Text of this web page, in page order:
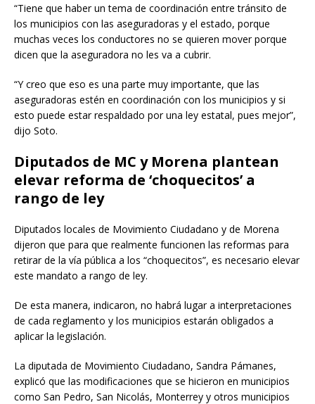
“Tiene que haber un tema de coordinación entre tránsito de
los municipios con las aseguradoras y el estado, porque
muchas veces los conductores no se quieren mover porque
dicen que la aseguradora no les va a cubrir.
“Y creo que eso es una parte muy importante, que las
aseguradoras estén en coordinación con los municipios y si
esto puede estar respaldado por una ley estatal, pues mejor”,
dijo Soto.
Diputados de MC y Morena plantean
elevar reforma de ‘choquecitos’ a
rango de ley
Diputados locales de Movimiento Ciudadano y de Morena
dijeron que para que realmente funcionen las reformas para
retirar de la vía pública a los “choquecitos”, es necesario elevar
este mandato a rango de ley.
De esta manera, indicaron, no habrá lugar a interpretaciones
de cada reglamento y los municipios estarán obligados a
aplicar la legislación.
La diputada de Movimiento Ciudadano, Sandra Pámanes,
explicó que las modificaciones que se hicieron en municipios
como San Pedro, San Nicolás, Monterrey y otros municipios